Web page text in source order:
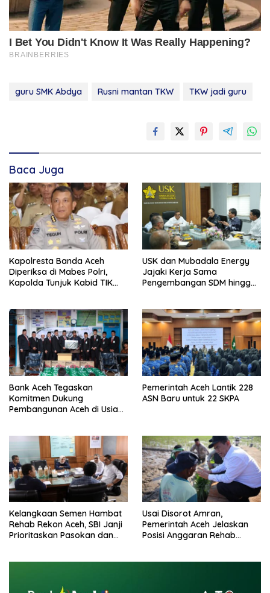
guru SMK Abdya Rusni mantan TKW TKW jadi guru
Baca Juga
Kapolresta Banda Aceh
Diperiksa di Mabes Polri,
Kapolda Tunjuk Kabid TIK
USK dan Mubadala Energy
Jajaki Kerja Sama
Pengembangan SDM hingga
Bank Aceh Tegaskan
Komitmen Dukung
Pembangunan Aceh di Usia
Pemerintah Aceh Lantik 228
ASN Baru untuk 22 SKPA
Kelangkaan Semen Hambat
Rehab Rekon Aceh, SBI Janji
Prioritaskan Pasokan dan
Usai Disorot Amran,
Pemerintah Aceh Jelaskan
Posisi Anggaran Rehab